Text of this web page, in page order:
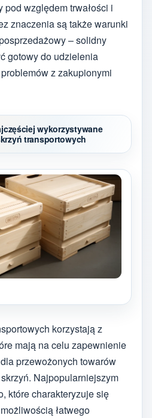
względem trwałości i
znaczenia są także warunki
– solidny
gotowy do udzielenia
z zakupionymi
wykorzystywane
transportowych
korzystają z
mają na celu zapewnienie
przewożonych towarów
Najpopularniejszym
które charakteryzuje się
łatwego